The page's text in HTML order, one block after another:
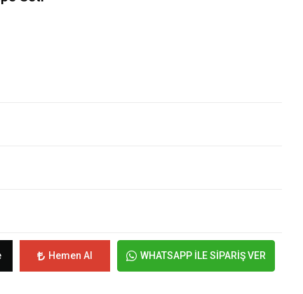
Hemen Al WHATSAPP İLE SİPARİŞ VER